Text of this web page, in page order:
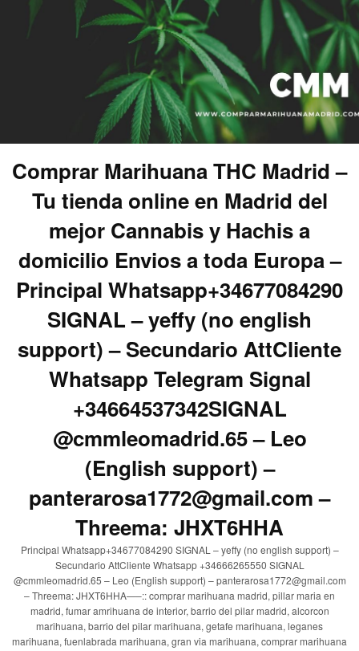
Comprar Marihuana THC Madrid –
Tu tienda online en Madrid del
mejor Cannabis y Hachis a
domicilio Envios a toda Europa –
Principal Whatsapp+34677084290
SIGNAL – yeffy (no english
support) – Secundario AttCliente
Whatsapp Telegram Signal
+34664537342SIGNAL
@cmmleomadrid.65 – Leo
(English support) –
panterarosa1772@gmail.com –
Threema: JHXT6HHA
Principal Whatsapp+34677084290 SIGNAL – yeffy (no english support) –
Secundario AttCliente Whatsapp +34666265550 SIGNAL
@cmmleomadrid.65 – Leo (English support) – panterarosa1772@gmail.com
– Threema: JHXT6HHA—–:: comprar marihuana madrid, pillar maria en
madrid, fumar amrihuana de interior, barrio del pilar madrid, alcorcon
marihuana, barrio del pilar marihuana, getafe marihuana, leganes
marihuana, fuenlabrada marihuana, gran via marihuana, comprar marihuana